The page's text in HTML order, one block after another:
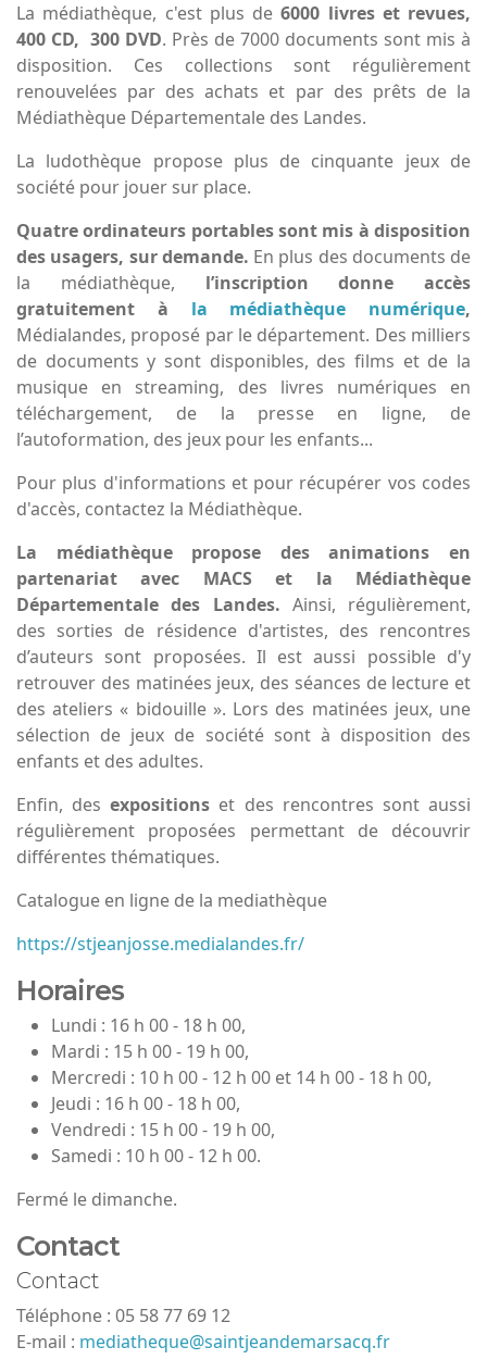
La médiathèque, c'est plus de6000 livres et revues,
400 CD, 300 DVD. Près de 7000 documents sont mis à
disposition. Ces collections sont régulièrement
renouvelées par des achats et par des prêts de la
Médiathèque Départementale des Landes.
La ludothèque propose plus de cinquante jeux de
société pour jouer sur place.
Quatre ordinateurs portables sont mis à disposition
des usagers, sur demande. En plus des documents de
la médiathèque, l’inscription donne accès
gratuitement à la médiathèque numérique,
Médialandes, proposé par le département. Des milliers
de documents y sont disponibles, des films et de la
musique en streaming, des livres numériques en
téléchargement, de la presse en ligne, de
l’autoformation, des jeux pour les enfants...
Pour plus d'informations et pour récupérer vos codes
d'accès, contactez la Médiathèque.
La médiathèque propose des animations en
partenariat avec MACS et la Médiathèque
Départementale des Landes. Ainsi, régulièrement,
des sorties de résidence d'artistes, des rencontres
d’auteurs sont proposées. Il est aussi possible d'y
retrouver des matinées jeux, des séances de lecture et
des ateliers « bidouille ». Lors des matinées jeux, une
sélection de jeux de société sont à disposition des
enfants et des adultes.
Enfin, desexpositions et des rencontres sont aussi
régulièrement proposées permettant de découvrir
différentes thématiques.
Catalogue en ligne de la mediathèque
https://stjeanjosse.medialandes.fr/
Horaires
Lundi : 16 h 00 - 18 h 00,
Mardi : 15 h 00 - 19 h 00,
Mercredi : 10 h 00 - 12 h 00 et 14 h 00 - 18 h 00,
Jeudi : 16 h 00 - 18 h 00,
Vendredi : 15 h 00 - 19 h 00,
Samedi : 10 h 00 - 12 h 00.
Fermé le dimanche.
Contact
Contact
Téléphone : 05 58 77 69 12
E-mail : mediatheque@saintjeandemarsacq.fr